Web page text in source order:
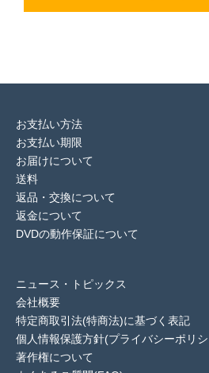
お支払い方法
お支払い期限
お届けについて
送料
返品・交換について
返金について
DVDの動作保証について
ニュース・トピックス
会社概要
特定商取引法(特商法)に基づく表記
個人情報保護方針(プライバシーポリ
著作権について